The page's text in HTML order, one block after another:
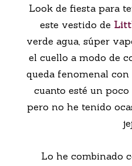
Look de fiesta para
este vestido de
verde agua, súper
el cuello a modo de
queda fenomenal con
cuanto esté un
pero no he tenido
Lo he combinado